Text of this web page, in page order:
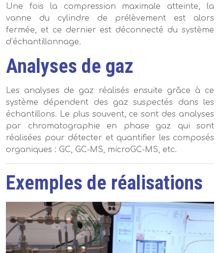
Une fois la compression maximale atteinte, la
vanne du cylindre de prélèvement est alors
fermée, et ce dernier est déconnecté du système
d’échantillonnage.
Analyses de gaz
Les analyses de gaz réalisés ensuite grâce à ce
système dépendent des gaz suspectés dans les
échantillons. Le plus souvent, ce sont des analyses
par chromatographie en phase gaz qui sont
réalisées pour détecter et quantifier les composés
organiques : GC, GC-MS, microGC-MS, etc.
Exemples de réalisations